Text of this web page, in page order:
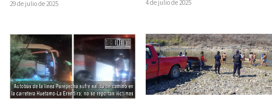
29 de julio de 2025 4 de julio de 2025